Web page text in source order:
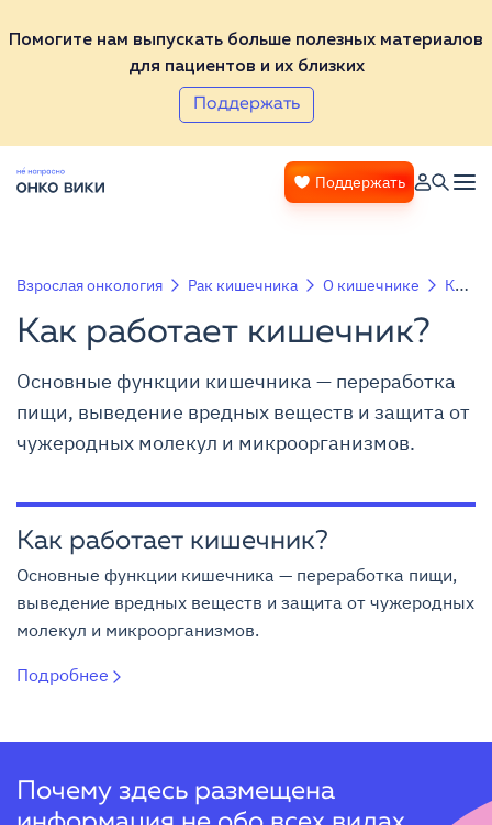
Помогите нам выпускать больше полезных материалов
для пациентов и их близких
Поддержать
Поддержать
Взрослая онкология Рак кишечника О кишечнике Как работает кишечник?
Как работает кишечник?
Основные функции кишечника — переработка
пищи, выведение вредных веществ и защита от
чужеродных молекул и микроорганизмов.
Как работает кишечник?
Основные функции кишечника — переработка пищи,
выведение вредных веществ и защита от чужеродных
молекул и микроорганизмов.
Подробнее
Почему здесь размещена